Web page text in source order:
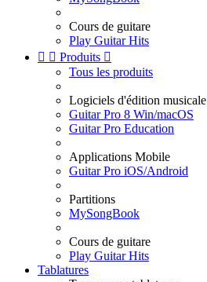
Cours de guitare
Play Guitar Hits
  Produits 
Tous les produits
Logiciels d'édition musicale
Guitar Pro 8 Win/macOS
Guitar Pro Education
Applications Mobile
Guitar Pro iOS/Android
Partitions
MySongBook
Cours de guitare
Play Guitar Hits
Tablatures